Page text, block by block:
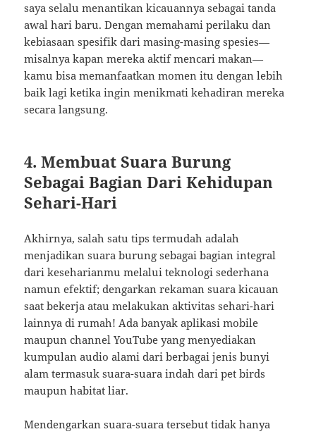
saya selalu menantikan kicauannya sebagai tanda
awal hari baru. Dengan memahami perilaku dan
kebiasaan spesifik dari masing-masing spesies—
misalnya kapan mereka aktif mencari makan—
kamu bisa memanfaatkan momen itu dengan lebih
baik lagi ketika ingin menikmati kehadiran mereka
secara langsung.
4. Membuat Suara Burung
Sebagai Bagian Dari Kehidupan
Sehari-Hari
Akhirnya, salah satu tips termudah adalah
menjadikan suara burung sebagai bagian integral
dari keseharianmu melalui teknologi sederhana
namun efektif; dengarkan rekaman suara kicauan
saat bekerja atau melakukan aktivitas sehari-hari
lainnya di rumah! Ada banyak aplikasi mobile
maupun channel YouTube yang menyediakan
kumpulan audio alami dari berbagai jenis bunyi
alam termasuk suara-suara indah dari pet birds
maupun habitat liar.
Mendengarkan suara-suara tersebut tidak hanya